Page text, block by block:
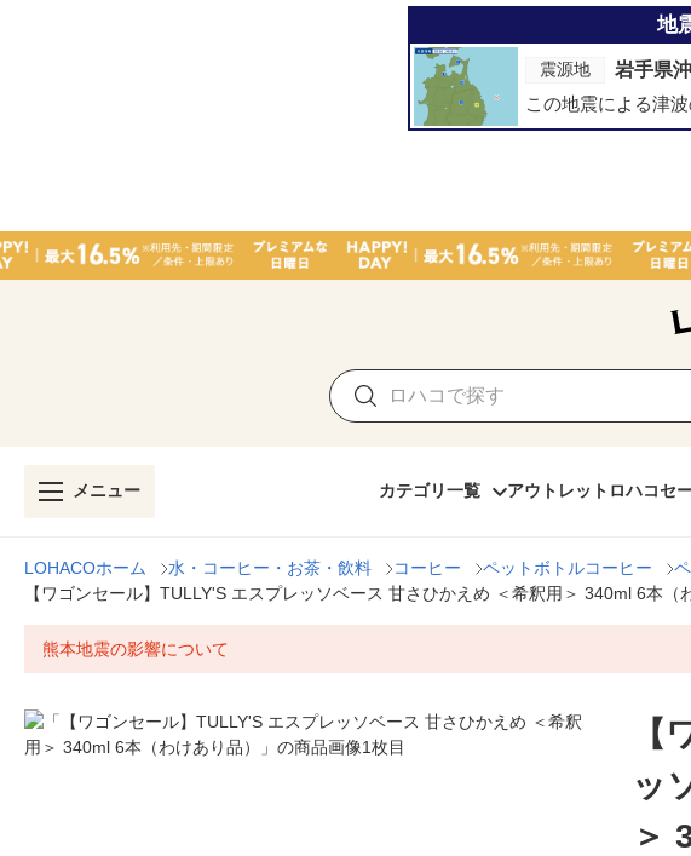
地
震源地 岩手県沖
この地震による津
メニュー カテゴリ一覧 アウトレット ロハコセ
LOHACOホーム 水・コーヒー・お茶・飲料 コーヒー ペットボトルコーヒー
【ワゴンセール】TULLY'S エスプレッソベース 甘さひかえめ ＜希釈用＞ 340ml 6本（
熊本地震の影響について
【
ッ
＞